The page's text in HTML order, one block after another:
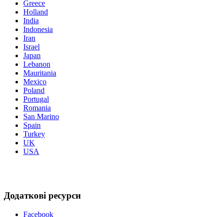
Greece
Holland
India
Indonesia
Iran
Israel
Japan
Lebanon
Mauritania
Mexico
Poland
Portugal
Romania
San Marino
Spain
Turkey
UK
USA
Додаткові ресурси
Facebook